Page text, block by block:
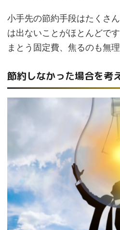
小手先の節約手段はたくさ
は出ないことがほとんどで
まとう固定費、焦るのも無
節約しなかった場合を考